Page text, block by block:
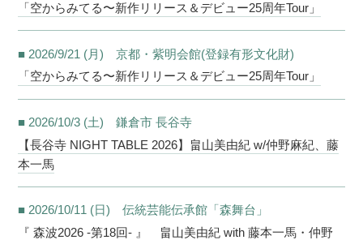
「空からみてる〜新作リリース＆デビュー25周年Tour」
■ 2026/9/21 (月) 京都・紫明会館(登録有形文化財)
「空からみてる〜新作リリース＆デビュー25周年Tour」
■ 2026/10/3 (土) 鎌倉市 長谷寺
【長谷寺 NIGHT TABLE 2026】畠山美由紀 w/仲野麻紀、藤
本一馬
■ 2026/10/11 (日) 伝統芸能伝承館「森舞台」
『 森波2026 -第18回- 』 畠山美由紀 with 藤本一馬・仲野